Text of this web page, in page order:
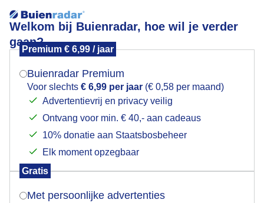
Welkom bij Buienradar, hoe wil je verder
gaan?
Premium € 6,99 / jaar
Buienradar Premium
Voor slechts € 6,99 per jaar (€ 0,58 per maand)
Advertentievrij en privacy veilig
Ontvang voor min. € 40,- aan cadeaus
10% donatie aan Staatsbosbeheer
Elk moment opzegbaar
Gratis
Met persoonlijke advertenties
Rode klaproos
Mogen we je locatie gebruiken voor het
Indien je hier nog geen akkoord op hebt gegeven,
verschijnt er zo een pop-up uit je browser waarin
Is goed, toon de popup